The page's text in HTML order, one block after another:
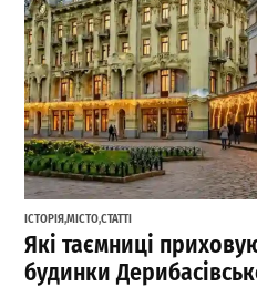
ІСТОРІЯ,МІСТО,СТАТТІ
Які таємниці
будинки